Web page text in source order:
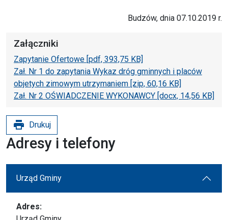
Budzów, dnia 07.10.2019 r.
Załączniki
Zapytanie Ofertowe [pdf, 393,75 KB]
Zał. Nr 1 do zapytania Wykaz dróg gminnych i placów
objetych zimowym utrzymaniem [zip, 60,16 KB]
Zał. Nr 2 OŚWIADCZENIE WYKONAWCY [docx, 14,56 KB]
print Drukuj
Adresy i telefony
Urząd Gminy
Adres: